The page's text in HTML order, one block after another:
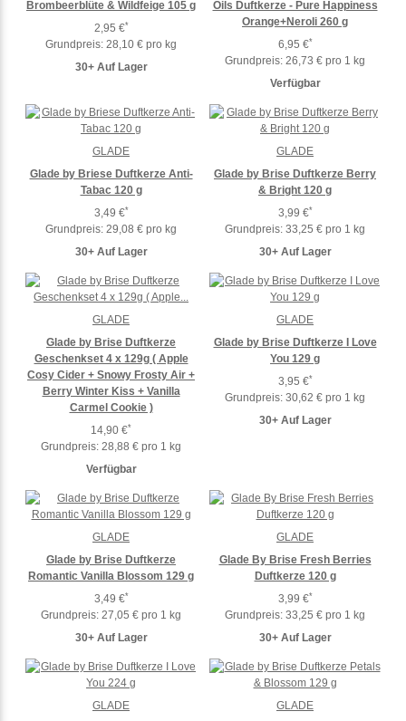
Brombeerblüte & Wildfeige 105 g
2,95 €*
Grundpreis: 28,10 € pro kg
30+ Auf Lager
Oils Duftkerze - Pure Happiness
Orange+Neroli 260 g
6,95 €*
Grundpreis: 26,73 € pro 1 kg
Verfügbar
Glade by Briese Duftkerze Anti-
Tabac 120 g
3,49 €*
Grundpreis: 29,08 € pro kg
30+ Auf Lager
GLADE
Glade by Brise Duftkerze Berry
& Bright 120 g
3,99 €*
Grundpreis: 33,25 € pro 1 kg
30+ Auf Lager
GLADE
Glade by Brise Duftkerze
Geschenkset 4 x 129g ( Apple
Cosy Cider + Snowy Frosty Air +
Berry Winter Kiss + Vanilla
Carmel Cookie )
14,90 €*
Grundpreis: 28,88 € pro 1 kg
Verfügbar
GLADE
Glade by Brise Duftkerze I Love
You 129 g
3,95 €*
Grundpreis: 30,62 € pro 1 kg
30+ Auf Lager
GLADE
Glade by Brise Duftkerze
Romantic Vanilla Blossom 129 g
3,49 €*
Grundpreis: 27,05 € pro 1 kg
30+ Auf Lager
GLADE
Glade By Brise Fresh Berries
Duftkerze 120 g
3,99 €*
Grundpreis: 33,25 € pro 1 kg
30+ Auf Lager
GLADE
GLADE
GLADE